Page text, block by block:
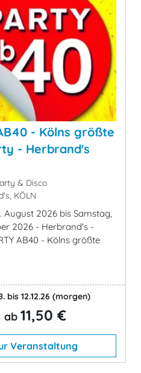
- Kölns größte
- Herbrand's
& Disco
KÖLN
August 2026 bis Samstag,
2026 - Herbrand's -
AB40 - Kölns größte
bis 12.12.26 (morgen)
ab 11,50 €
Veranstaltung